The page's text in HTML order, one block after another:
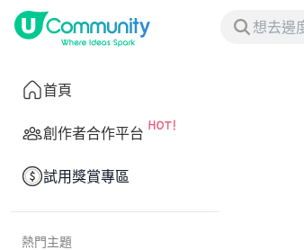
首頁
創作者合作平台
試用獎賞專區
熱門主題